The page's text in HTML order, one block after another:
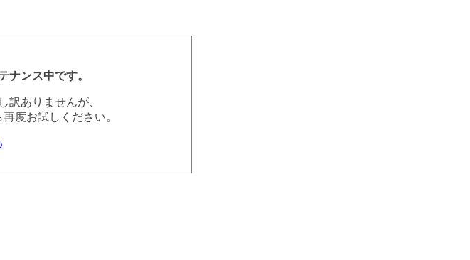
ナンス中です。
訳ありませんが、
度お試しください。